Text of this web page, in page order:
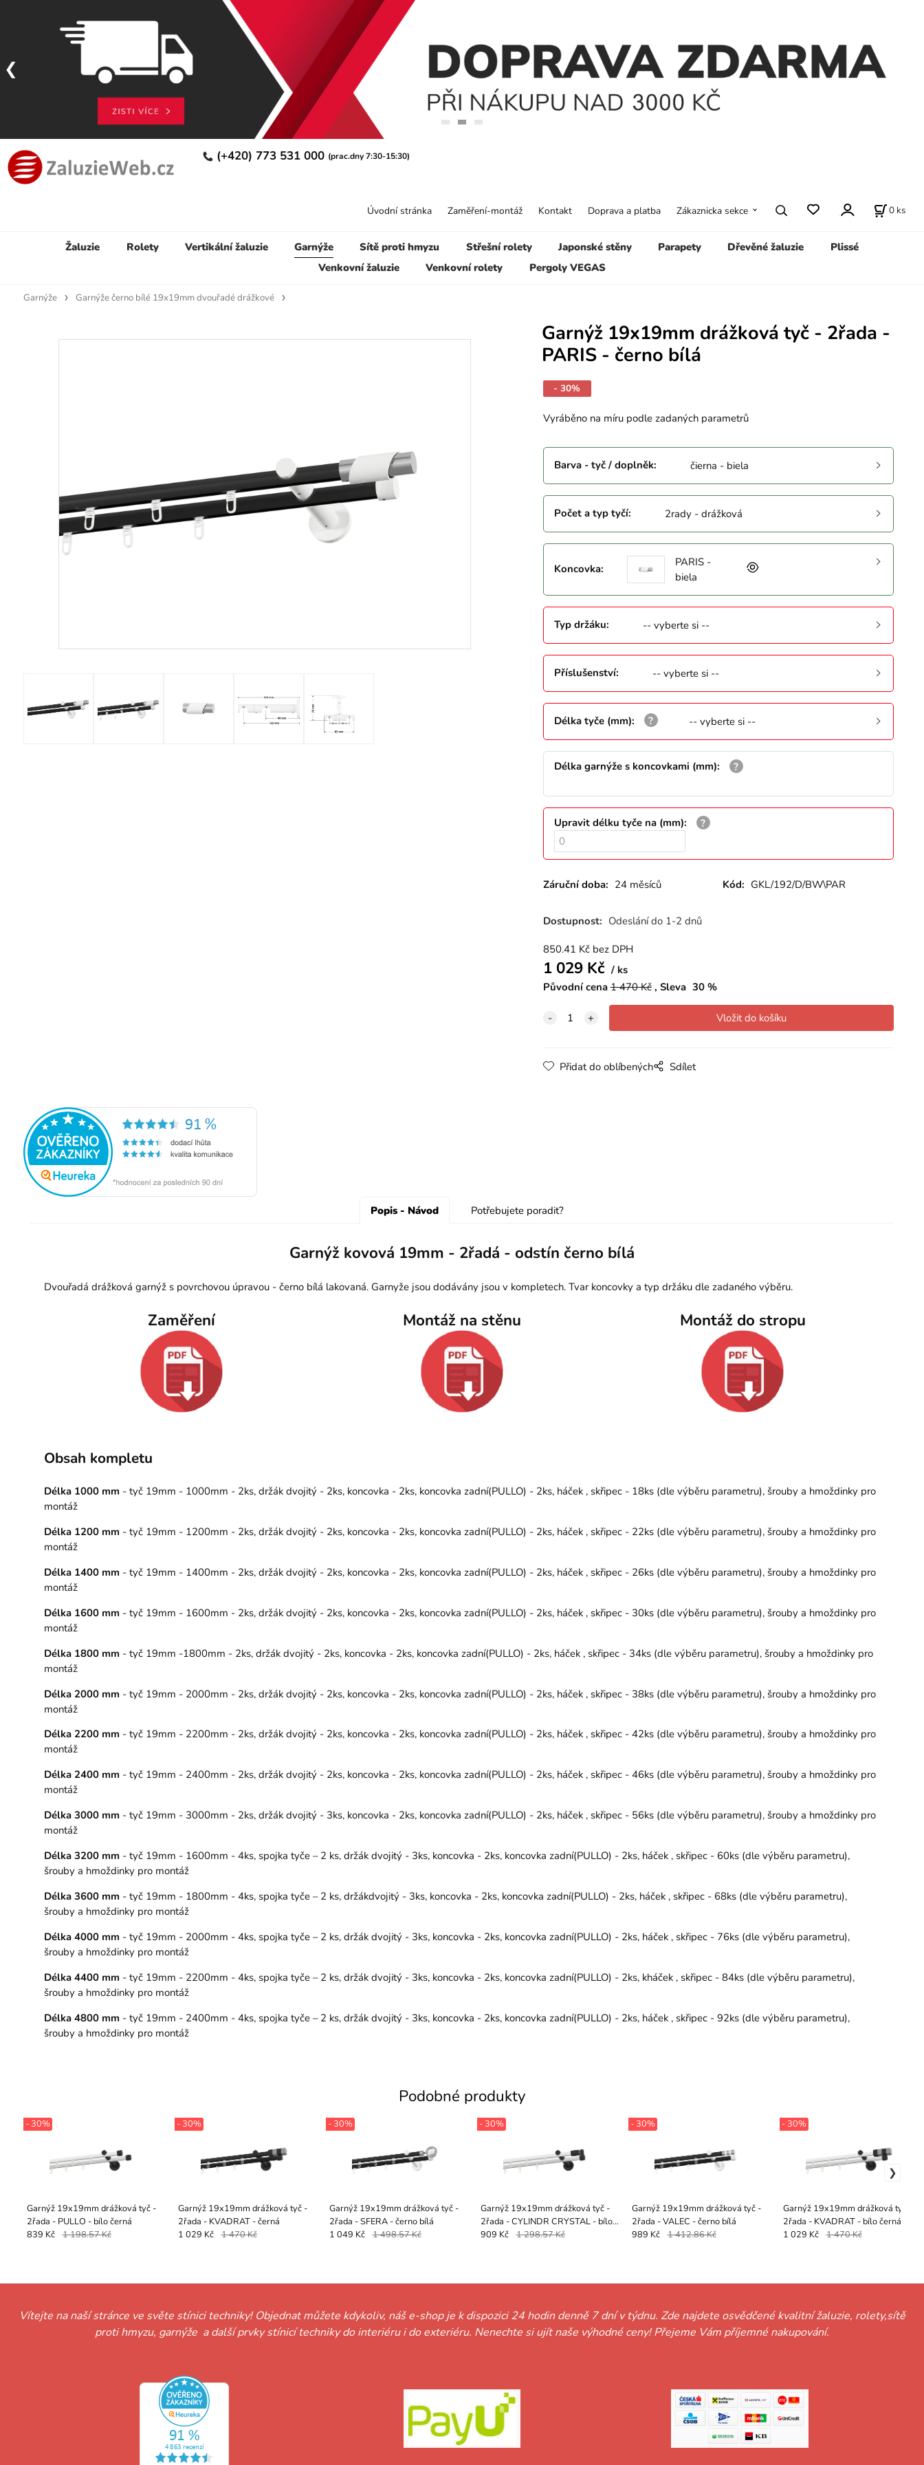
(+420) 773 531 000 (prac.dny 7:30-15:30)
Žaluzie Rolety Vertikální žaluzie Garnýže Sítě proti hmyzu Střešní rolety Japonské stěny Parapety Dřevěné žaluzie
Plissé
Venkovní žaluzie
Venkovní rolety Pergoly VEGAS
Úvodní stránka Zaměření-montáž Kontakt Doprava a platba Zákaznicka sekce 0 ks
Garnýže Garnýže černo bílé 19x19mm dvouřadé drážkové
Garnýž 19x19mm drážková tyč - 2řada -
PARIS - černo bílá
- 30%
Vyráběno na míru podle zadaných parametrů
Barva - tyč / doplněk: čierna - biela
Počet a typ tyčí: 2rady - drážková
Koncovka:
PARIS -
biela
Typ držáku: -- vyberte si --
Příslušenství: -- vyberte si --
Délka tyče (mm): -- vyberte si --
Délka garnýže s koncovkami (mm):
Upravit délku tyče na (mm):
Záruční doba: 24 měsíců Kód: GKL/192/D/BW\PAR
Dostupnost: Odeslání do 1-2 dnů
850.41 Kč bez DPH
1 029Kč
ks
Původní cena 1 470Kč Sleva 30%
Přidat do oblíbených Sdílet
Popis - Návod Potřebujete poradit?
Garnýž kovová 19mm - 2řadá - odstín černo bílá
Dvouřadá drážková garnýž s povrchovou úpravou - černo bílá lakovaná. Garnyže jsou dodávány jsou v kompletech. Tvar koncovky a typ držáku dle zadaného výběru.
Zaměření Montáž na stěnu Montáž do stropu
Obsah kompletu
Délka 1000 mm - tyč 19mm - 1000mm - 2ks, držák dvojitý - 2ks, koncovka - 2ks, koncovka zadní(PULLO) - 2ks, háček , skřipec - 18ks (dle výběru parametru), šrouby a hmoždinky pro
montáž
Délka 1200 mm - tyč 19mm - 1200mm - 2ks, držák dvojitý - 2ks, koncovka - 2ks, koncovka zadní(PULLO) - 2ks, háček , skřipec - 22ks (dle výběru parametru), šrouby a hmoždinky pro
montáž
Délka 1400 mm - tyč 19mm - 1400mm - 2ks, držák dvojitý - 2ks, koncovka - 2ks, koncovka zadní(PULLO) - 2ks, háček , skřipec - 26ks (dle výběru parametru), šrouby a hmoždinky pro
montáž
Délka 1600 mm - tyč 19mm - 1600mm - 2ks, držák dvojitý - 2ks, koncovka - 2ks, koncovka zadní(PULLO) - 2ks, háček , skřipec - 30ks (dle výběru parametru), šrouby a hmoždinky pro
montáž
Délka 1800 mm - tyč 19mm -1800mm - 2ks, držák dvojitý - 2ks, koncovka - 2ks, koncovka zadní(PULLO) - 2ks, háček , skřipec - 34ks (dle výběru parametru), šrouby a hmoždinky pro
montáž
Délka 2000 mm - tyč 19mm - 2000mm - 2ks, držák dvojitý - 2ks, koncovka - 2ks, koncovka zadní(PULLO) - 2ks, háček , skřipec - 38ks (dle výběru parametru), šrouby a hmoždinky pro
montáž
Délka 2200 mm - tyč 19mm - 2200mm - 2ks, držák dvojitý - 2ks, koncovka - 2ks, koncovka zadní(PULLO) - 2ks, háček , skřipec - 42ks (dle výběru parametru), šrouby a hmoždinky pro
montáž
Délka 2400 mm - tyč 19mm - 2400mm - 2ks, držák dvojitý - 2ks, koncovka - 2ks, koncovka zadní(PULLO) - 2ks, háček , skřipec - 46ks (dle výběru parametru), šrouby a hmoždinky pro
montáž
Délka 3000 mm - tyč 19mm - 3000mm - 2ks, držák dvojitý - 3ks, koncovka - 2ks, koncovka zadní(PULLO) - 2ks, háček , skřipec - 56ks (dle výběru parametru), šrouby a hmoždinky pro
montáž
Délka 3200 mm - tyč 19mm - 1600mm - 4ks, spojka tyče – 2 ks, držák dvojitý - 3ks, koncovka - 2ks, koncovka zadní(PULLO) - 2ks, háček , skřipec - 60ks (dle výběru parametru),
šrouby a hmoždinky pro montáž
Délka 3600 mm - tyč 19mm - 1800mm - 4ks, spojka tyče – 2 ks, držákdvojitý - 3ks, koncovka - 2ks, koncovka zadní(PULLO) - 2ks, háček , skřipec - 68ks (dle výběru parametru),
šrouby a hmoždinky pro montáž
Délka 4000 mm - tyč 19mm - 2000mm - 4ks, spojka tyče – 2 ks, držák dvojitý - 3ks, koncovka - 2ks, koncovka zadní(PULLO) - 2ks, háček , skřipec - 76ks (dle výběru parametru),
šrouby a hmoždinky pro montáž
Délka 4400 mm - tyč 19mm - 2200mm - 4ks, spojka tyče – 2 ks, držák dvojitý - 3ks, koncovka - 2ks, koncovka zadní(PULLO) - 2ks, kháček , skřipec - 84ks (dle výběru parametru),
šrouby a hmoždinky pro montáž
Délka 4800 mm - tyč 19mm - 2400mm - 4ks, spojka tyče – 2 ks, držák dvojitý - 3ks, koncovka - 2ks, koncovka zadní(PULLO) - 2ks, háček , skřipec - 92ks (dle výběru parametru),
šrouby a hmoždinky pro montáž
Podobné produkty
Garnýž 19x19mm drážková tyč -
2řada - PULLO - bílo černá
- 30%
839 Kč 1 198.57 Kč
Garnýž 19x19mm drážková tyč -
2řada - KVADRAT - černá
- 30%
1 029 Kč 1 470 Kč
Garnýž 19x19mm drážková tyč -
2řada - SFERA - černo bílá
- 30%
1 049 Kč 1 498.57 Kč
Garnýž 19x19mm drážková tyč -
2řada - CYLINDR CRYSTAL - bílo
černá
- 30%
909 Kč 1 298.57 Kč
Garnýž 19x19mm drážková tyč -
2řada - VALEC - černo bílá
- 30%
989 Kč 1 412.86 Kč
Garnýž 19x19mm drážková tyč -
2řada - KVADRAT - bílo černá
- 30%
1 029 Kč 1 470 Kč
Vítejte na naší stránce ve světe stínici techniky! Objednat můžete kdykoliv, náš e-shop je k dispozici 24 hodin denně 7 dní v týdnu. Zde najdete osvědčené kvalitní žaluzie, rolety,sítě
proti hmyzu, garnýže a další prvky stínicí techniky do interiéru i do exteriéru. Nenechte si ujít naše výhodné ceny! Přejeme Vám příjemné nakupování.